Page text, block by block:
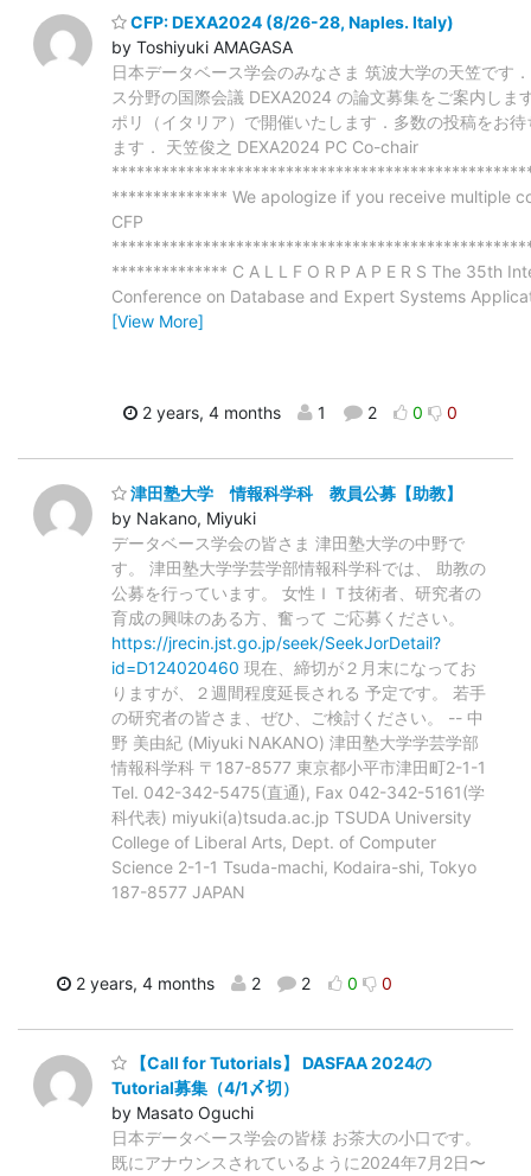
CFP: DEXA2024 (8/26-28, Naples. Italy)
by Toshiyuki AMAGASA
日本データベース学会のみなさま 筑波大学の天笠です
ス分野の国際会議 DEXA2024 の論文募集をご案内しま
ポリ（イタリア）で開催いたします．多数の投稿をお
ます． 天笠俊之 DEXA2024 PC Co-chair
************** We apologize if you receive multiple
CFP
************** C A L L F O R P A P E R S The 35th
Conference on Database and Expert Systems
[View More]
2 years, 4 months 1 2 0 0
津田塾大学 情報科学科 教員公募【助教】
by Nakano, Miyuki
データベース学会の皆さま 津田塾大学の中野で
す。 津田塾大学学芸学部情報科学科では、 助教の
公募を行っています。 女性ＩＴ技術者、研究者の
育成の興味のある方、奮って ご応募ください。
https://jrecin.jst.go.jp/seek/SeekJorDetail?
id=D124020460 現在、締切が２月末になってお
りますが、２週間程度延長される 予定です。 若手
の研究者の皆さま、ぜひ、ご検討ください。 -- 中
野 美由紀 (Miyuki NAKANO) 津田塾大学学芸学部
情報科学科 〒187-8577 東京都小平市津田町2-1-1
Tel. 042-342-5475(直通), Fax 042-342-5161(学
科代表) miyuki(a)tsuda.ac.jp TSUDA University
College of Liberal Arts, Dept. of Computer
Science 2-1-1 Tsuda-machi, Kodaira-shi, Tokyo
187-8577 JAPAN
2 years, 4 months 2 2 0 0
【Call for Tutorials】 DASFAA 2024の
Tutorial募集（4/1〆切）
by Masato Oguchi
日本データベース学会の皆様 お茶大の小口です。
既にアナウンスされているように2024年7月2日〜